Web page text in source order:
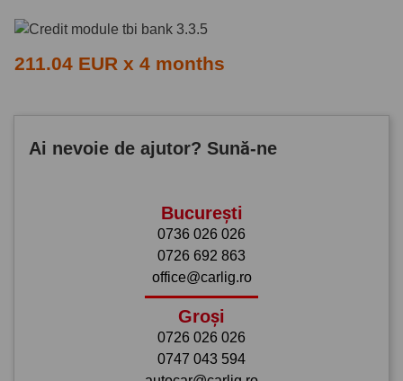
211.04 EUR x 4 months
Ai nevoie de ajutor? Sună-ne
București
0736 026 026
0726 692 863
office@carlig.ro
Groși
0726 026 026
0747 043 594